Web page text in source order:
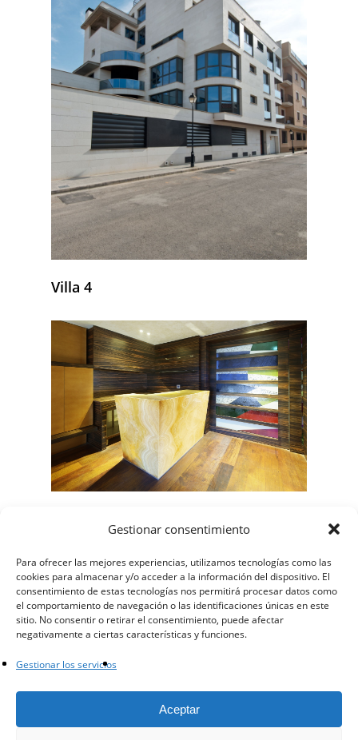
Gestionar consentimiento
Para ofrecer las mejores experiencias, utilizamos tecnologías como las
cookies para almacenar y/o acceder a la información del dispositivo. El
consentimiento de estas tecnologías nos permitirá procesar datos como
el comportamiento de navegación o las identificaciones únicas en este
sitio. No consentir o retirar el consentimiento, puede afectar
negativamente a ciertas características y funciones.
Gestionar los servicios
Aceptar
Villa 4
facebook instagram whatsapp email